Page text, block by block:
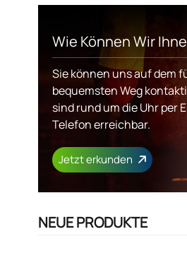
Wie Können Wir
Sie können uns auf dem
bequemsten Weg
sind rund um die Uhr per
Telefon erreichbar.
Jetzt erkunden
NEUE PRODUKTE